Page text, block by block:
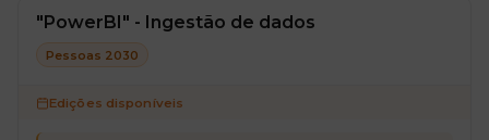
"PowerBI" - Ingestão de dados
Pessoas 2030
Edições disponíveis